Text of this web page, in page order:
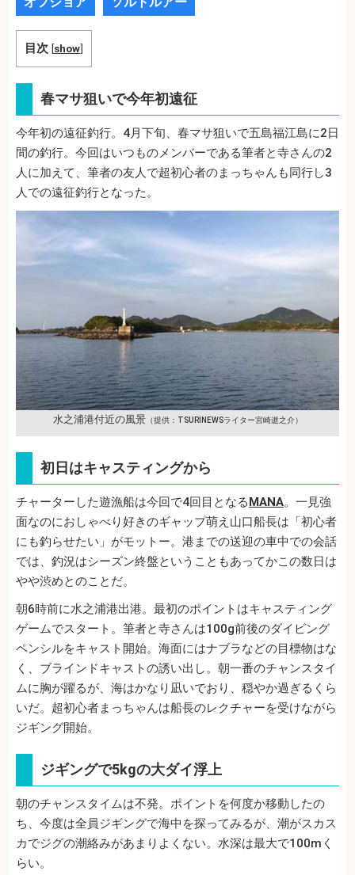
目次 [show]
春マサ狙いで今年初遠征
今年初の遠征釣行。4月下旬、春マサ狙いで五島福江島に2日
間の釣行。今回はいつものメンバーである筆者と寺さんの2
人に加えて、筆者の友人で超初心者のまっちゃんも同行し3
人での遠征釣行となった。
水之浦港付近の風景（提供：TSURINEWSライター宮崎逝之介）
初日はキャスティングから
チャーターした遊漁船は今回で4回目となるMANA。一見強
面なのにおしゃべり好きのギャップ萌え山口船長は「初心者
にも釣らせたい」がモットー。港までの送迎の車中での会話
では、釣況はシーズン終盤ということもあってかこの数日は
やや渋めとのことだ。
朝6時前に水之浦港出港。最初のポイントはキャスティング
ゲームでスタート。筆者と寺さんは100g前後のダイビング
ペンシルをキャスト開始。海面にはナブラなどの目標物はな
く、ブラインドキャストの誘い出し。朝一番のチャンスタイ
ムに胸が躍るが、海はかなり凪いでおり、穏やか過ぎるくら
いだ。超初心者まっちゃんは船長のレクチャーを受けながら
ジギング開始。
ジギングで5kgの大ダイ浮上
朝のチャンスタイムは不発。ポイントを何度か移動したの
ち、今度は全員ジギングで海中を探ってみるが、潮がスカス
カでジグの潮絡みがあまりよくない。水深は最大で100mく
らい。